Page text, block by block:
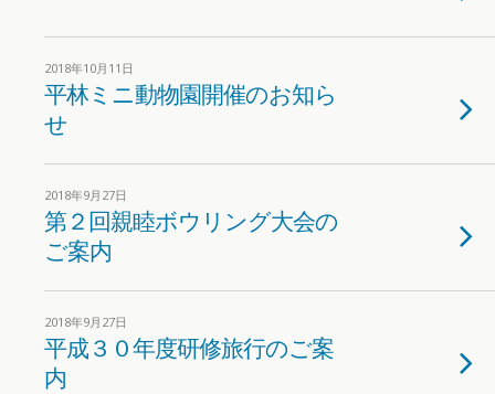
2018年10月11日
平林ミニ動物園開催のお知ら
せ
2018年9月27日
第２回親睦ボウリング大会の
ご案内
2018年9月27日
平成３０年度研修旅行のご案
内